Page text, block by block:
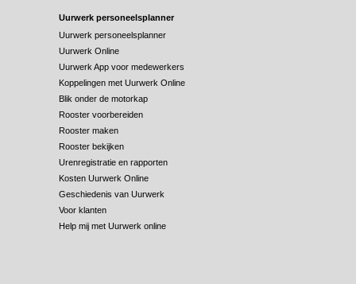
Uurwerk personeelsplanner
Uurwerk personeelsplanner
Uurwerk Online
Uurwerk App voor medewerkers
Koppelingen met Uurwerk Online
Blik onder de motorkap
Rooster voorbereiden
Rooster maken
Rooster bekijken
Urenregistratie en rapporten
Kosten Uurwerk Online
Geschiedenis van Uurwerk
Voor klanten
Help mij met Uurwerk online